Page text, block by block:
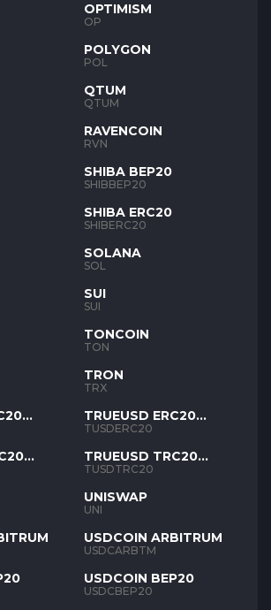
OPTIMISM
OP
POLYGON
POL
QTUM
QTUM
RAVENCOIN
RVN
SHIBA BEP20
SHIBBEP20
SHIBA ERC20
SHIBERC20
SOLANA
SOL
SUI
SUI
TONCOIN
TON
TRON
TRX
TRUEUSD ERC20
TUSD
TUSDERC20
TRUEUSD TRC20
TUSD
TUSDTRC20
UNISWAP
UNI
USDCOIN ARBITRUM
USDCARBTM
USDCOIN BEP20
USDCBEP20